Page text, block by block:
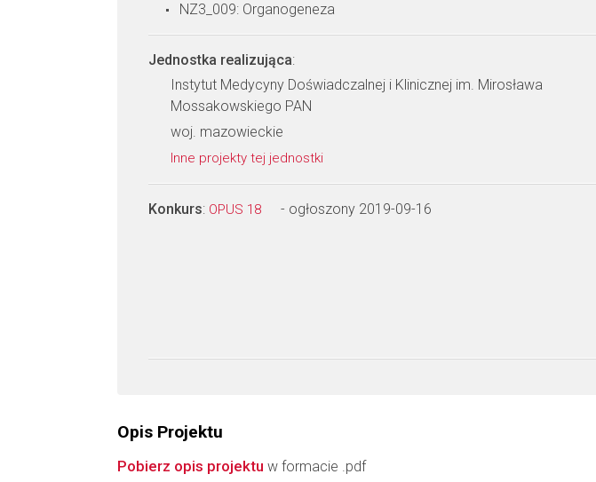
NZ3_009: Organogeneza
Jednostka realizująca:
Instytut Medycyny Doświadczalnej i Klinicznej im. Mirosława
Mossakowskiego PAN
woj. mazowieckie
Inne projekty tej jednostki
Konkurs: OPUS 18 - ogłoszony 2019-09-16
Opis Projektu
Pobierz opis projektu w formacie .pdf